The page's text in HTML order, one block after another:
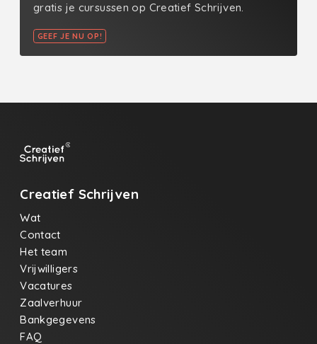
gratis je cursussen op Creatief Schrijven.
GEEF JE NU OP!
Creatief Schrijven
Wat
Contact
Het team
Vrijwilligers
Vacatures
Zaalverhuur
Bankgegevens
FAQ